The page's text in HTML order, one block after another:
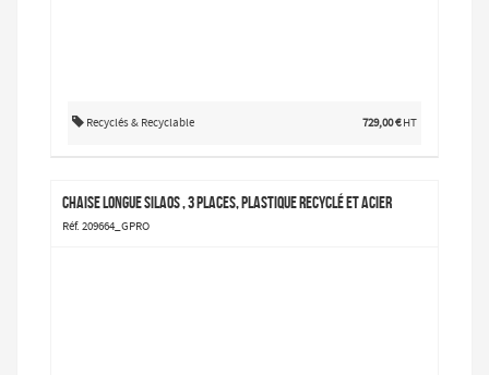
Recyclés & Recyclable 729,00 € HT
Chaise longue Silaos , 3 places, plastique recyclé et acier
Réf. 209664_GPRO